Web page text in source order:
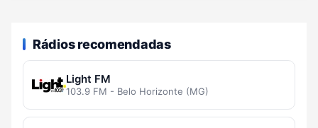
Rádios recomendadas
Light FM
103.9 FM - Belo Horizonte (MG)